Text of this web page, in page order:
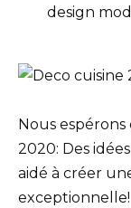
design
Nous
2020: Des
aidé à créer
exceptionnelle!